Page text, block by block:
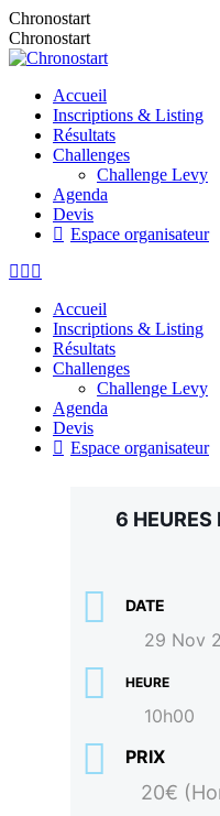
Chronostart
Chronostart
Accueil
Inscriptions & Listing
Résultats
Challenges
Challenge Levy
Agenda
Devis
Espace organisateur
Accueil
Inscriptions & Listing
Résultats
Challenges
Challenge Levy
Agenda
Devis
Espace organisateur
6 HEURES
DATE
29 Nov
HEURE
10h00
PRIX
20€